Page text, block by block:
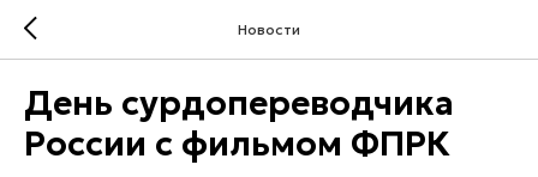
Новости
День сурдопереводчика
России с фильмом ФПРК